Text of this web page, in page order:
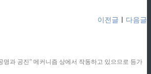
이전글 다음글
과 공진” 메커니즘 상에서 작동하고 있으므로 등가